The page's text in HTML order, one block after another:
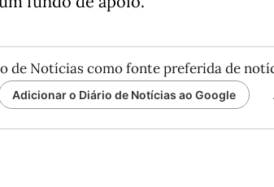
de Notícias como fonte preferida de
Adicionar o Diário de Notícias ao Google